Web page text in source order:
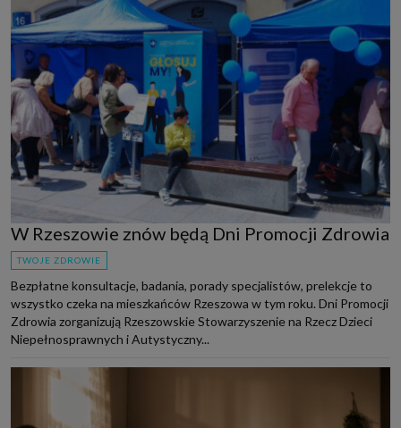
W Rzeszowie znów będą Dni Promocji Zdrowia
TWOJE ZDROWIE
Bezpłatne konsultacje, badania, porady specjalistów, prelekcje to
wszystko czeka na mieszkańców Rzeszowa w tym roku. Dni Promocji
Zdrowia zorganizują Rzeszowskie Stowarzyszenie na Rzecz Dzieci
Niepełnosprawnych i Autystyczny...